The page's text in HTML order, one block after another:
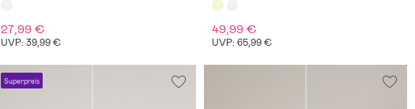
27,99 €
UVP: 39,99 €
49,99 €
UVP: 65,99 €
Superpreis